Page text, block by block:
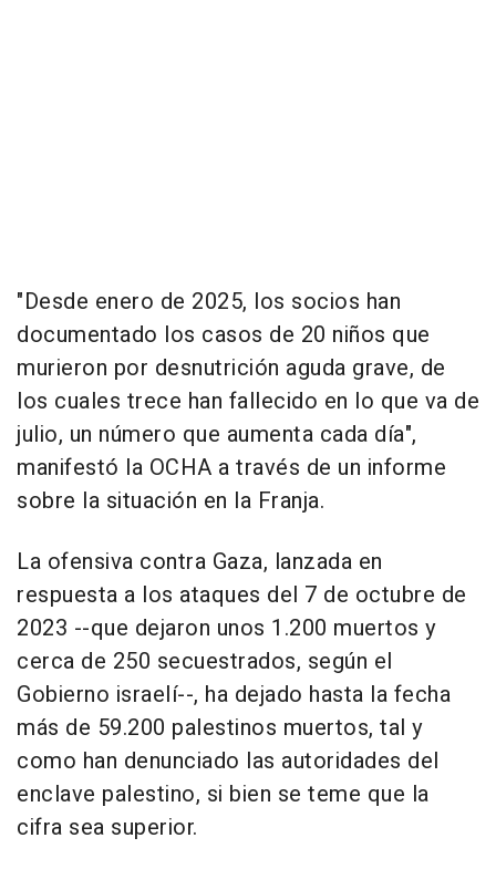
"Desde enero de 2025, los socios han
documentado los casos de 20 niños que
murieron por desnutrición aguda grave, de
los cuales trece han fallecido en lo que va de
julio, un número que aumenta cada día",
manifestó la OCHA a través de un informe
sobre la situación en la Franja.
La ofensiva contra Gaza, lanzada en
respuesta a los ataques del 7 de octubre de
2023 --que dejaron unos 1.200 muertos y
cerca de 250 secuestrados, según el
Gobierno israelí--, ha dejado hasta la fecha
más de 59.200 palestinos muertos, tal y
como han denunciado las autoridades del
enclave palestino, si bien se teme que la
cifra sea superior.